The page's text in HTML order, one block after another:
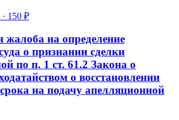
· 150 ₽
жалоба на определение
о признании сделки
по п. 1 ст. 61.2 Закона о
о восстановлении
на подачу апелляционной